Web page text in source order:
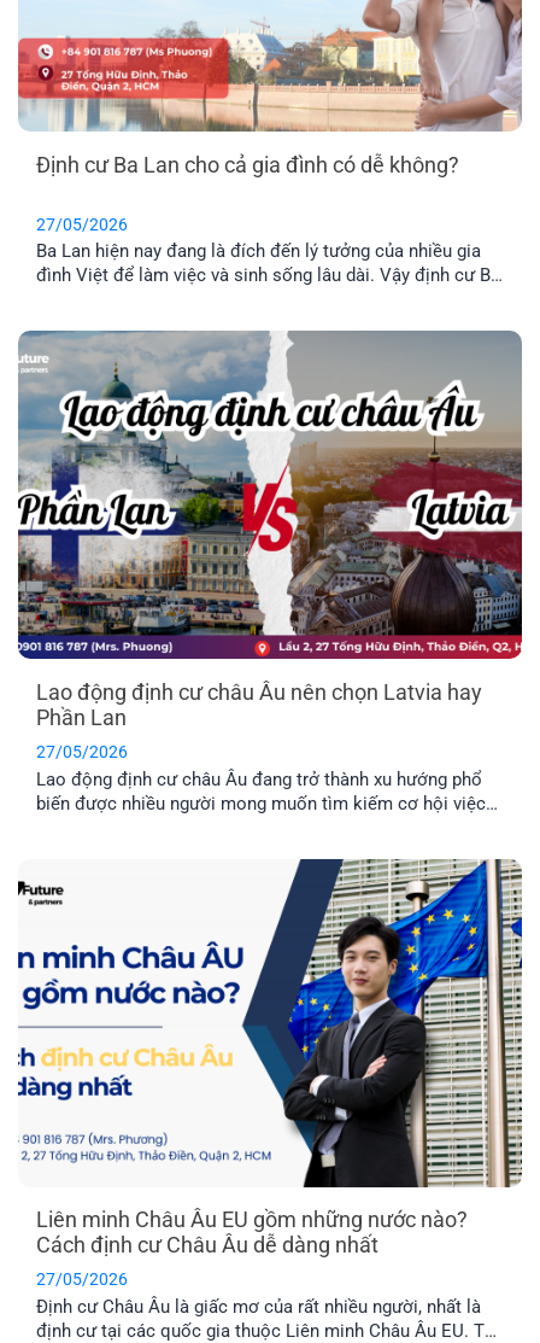
Định cư Ba Lan cho cả gia đình có dễ không?
27/05/2026
Ba Lan hiện nay đang là đích đến lý tưởng của nhiều gia
đình Việt để làm việc và sinh sống lâu dài. Vậy định cư Ba
Lao động định cư châu Âu nên chọn Latvia hay
Phần Lan
27/05/2026
Lao động định cư châu Âu đang trở thành xu hướng phổ
biến được nhiều người mong muốn tìm kiếm cơ hội việc
nhất hiện nay là Latvia và Phần Lan. Mỗi địa điểm đều có
những ưu điểm riêng. Vậy đâu mới là nơi phù hợp nhất với
Liên minh Châu Âu EU gồm những nước nào?
Cách định cư Châu Âu dễ dàng nhất
27/05/2026
Định cư Châu Âu là giấc mơ của rất nhiều người, nhất là
định cư tại các quốc gia thuộc Liên minh Châu Âu EU. Tuy